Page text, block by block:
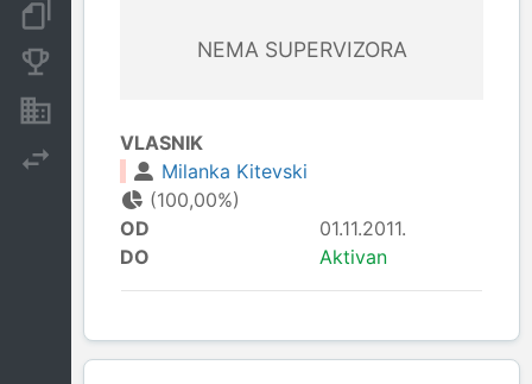
Konkurentske kompanijeNEMA SUPERVIZORA
VLASNIK
Milanka Kitevski
(100,00%)
OD
01.11.2011.
DO
Aktivan